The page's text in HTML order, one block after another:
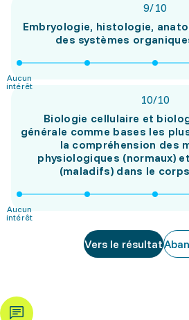
9/10
Embryologie, histologie,
des systèmes
Aucun
intérêt
10/10
Biologie cellulaire et
générale comme bases les
la compréhension des
physiologiques (normaux)
(maladifs) dans le
Aucun
intérêt
Vers le résultat